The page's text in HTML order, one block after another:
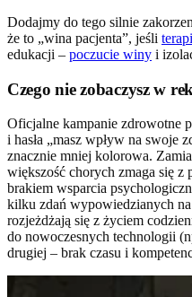
Dodajmy do tego silnie
że to „wina pacjenta”, jeśli
edukacji – poczucie winy i
Czego nie zobaczysz w
Oficjalne kampanie zdrowotne
i hasła „masz wpływ na swoje
znacznie mniej kolorowa.
większość chorych zmaga się z
brakiem wsparcia
kilku zdań wypowiedzianych
rozjeżdżają się z życiem
do nowoczesnych technologii
drugiej – brak czasu i